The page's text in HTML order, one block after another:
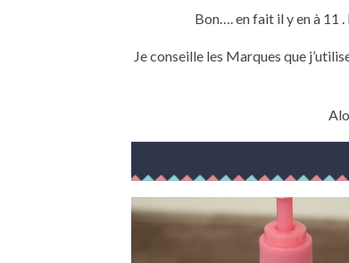
Bon…. en fait il y en à 11
Je conseille les Marques que